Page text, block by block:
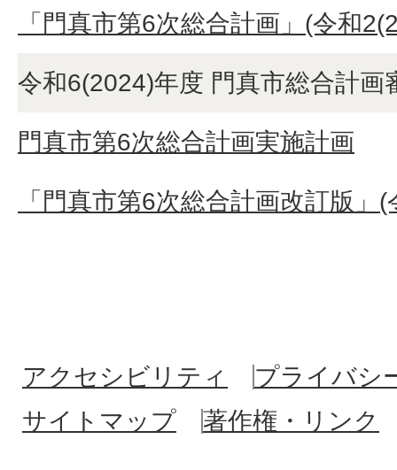
「門真市第6次総合計画」(令和
令和6(2024)年度 門真市総合計画
門真市第6次総合計画実施計画
「門真市第6次総合計画改訂版」
アクセシビリティ
プライバシ
サイトマップ
著作権・リンク